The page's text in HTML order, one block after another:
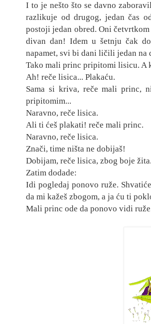
I to je nešto što se davno
razlikuje od drugog, jedan čas
postoji jedan obred. Oni
divan dan! Idem u šetnju čak
napamet, svi bi dani ličili jedan na
Tako mali princ pripitomi lisicu. A
Ah! reče lisica... Plakaću.
Sama si kriva, reče mali princ,
pripitomim...
Naravno, reče lisica.
Ali ti ćeš plakati! reče mali princ.
Naravno, reče lisica.
Znači, time ništa ne dobijaš!
Dobijam, reče lisica, zbog boje žita.
Zatim dodade:
Idi pogledaj ponovo ruže.
da mi kažeš zbogom, a ja ću ti
Mali princ ode da ponovo vidi